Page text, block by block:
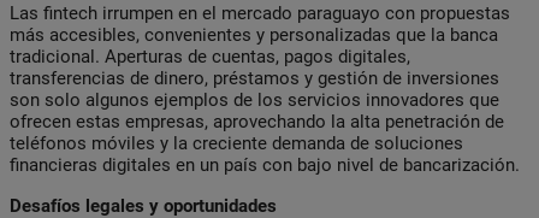
Las fintech irrumpen en el mercado paraguayo con propuestas
más accesibles, convenientes y personalizadas que la banca
tradicional. Aperturas de cuentas, pagos digitales,
transferencias de dinero, préstamos y gestión de inversiones
son solo algunos ejemplos de los servicios innovadores que
ofrecen estas empresas, aprovechando la alta penetración de
teléfonos móviles y la creciente demanda de soluciones
financieras digitales en un país con bajo nivel de bancarización.
Desafíos legales y oportunidades